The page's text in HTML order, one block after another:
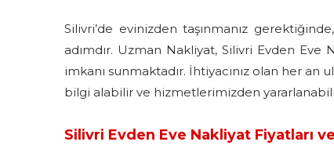
Silivri’de evinizden taşınmanız
adımdır. Uzman Nakliyat, Silivri Evden
imkanı sunmaktadır. İhtiyacınız olan her an
bilgi alabilir ve hizmetlerimizden
Silivri Evden Eve Nakliyat Fiyatları